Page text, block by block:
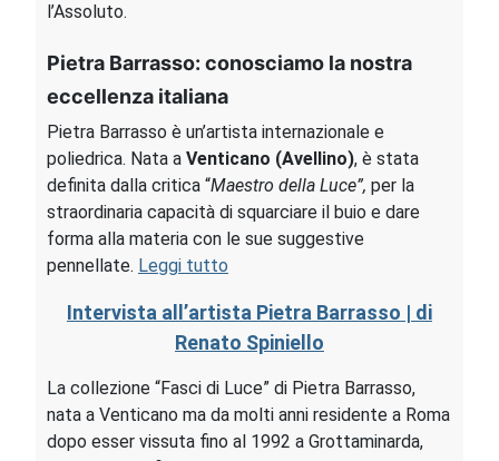
l’Assoluto.
Pietra Barrasso: conosciamo la nostra
eccellenza italiana
Pietra Barrasso è un’artista internazionale e
poliedrica. Nata a Venticano (Avellino), è stata
definita dalla critica “Maestro della Luce”, per la
straordinaria capacità di squarciare il buio e dare
forma alla materia con le sue suggestive
pennellate. Leggi tutto
Intervista all’artista Pietra Barrasso | di
Renato Spiniello
La collezione “Fasci di Luce” di Pietra Barrasso,
nata a Venticano ma da molti anni residente a Roma
dopo esser vissuta fino al 1992 a Grottaminarda,